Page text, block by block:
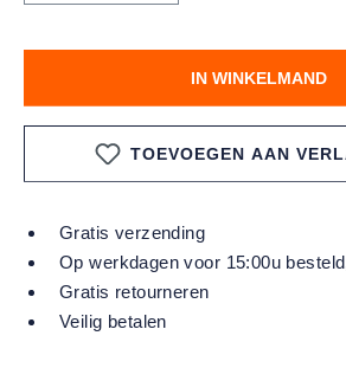
IN WINKELMAND
TOEVOEGEN AAN
Gratis verzending
Op werkdagen voor 15:00u
Gratis retourneren
Veilig betalen